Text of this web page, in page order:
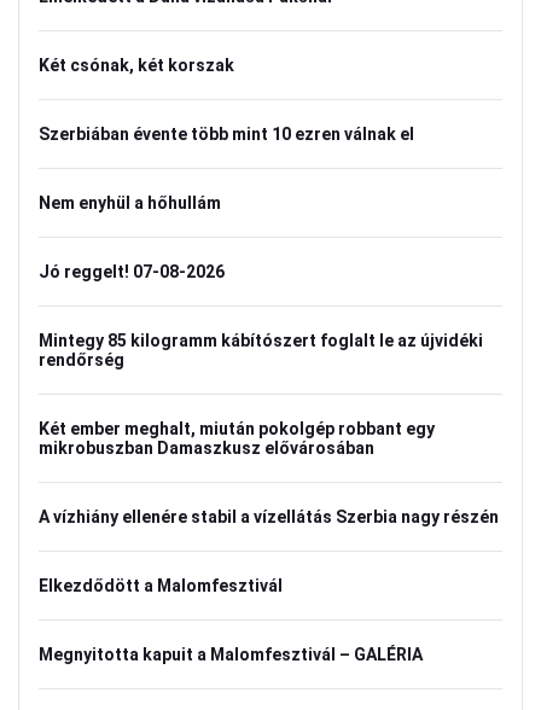
Két csónak, két korszak
Szerbiában évente több mint 10 ezren válnak el
Nem enyhül a hőhullám
Jó reggelt! 07-08-2026
Mintegy 85 kilogramm kábítószert foglalt le az újvidéki
rendőrség
Két ember meghalt, miután pokolgép robbant egy
mikrobuszban Damaszkusz elővárosában
A vízhiány ellenére stabil a vízellátás Szerbia nagy részén
Elkezdődött a Malomfesztivál
Megnyitotta kapuit a Malomfesztivál – GALÉRIA